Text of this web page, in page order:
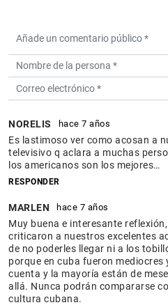
NORELIS hace 7 años
Es lastimoso ver como acosan a
televisivo q aclara a muchas
los americanos son los mejores…
RESPONDER
MARLEN hace 7 años
Muy buena e interesante
criticaron a nuestros excelentes
de no poderles llegar ni a los
porque en cuba fueron mediocres
cuenta y la mayoría están de
allá. Nunca podrán compararse
cultura cubana.